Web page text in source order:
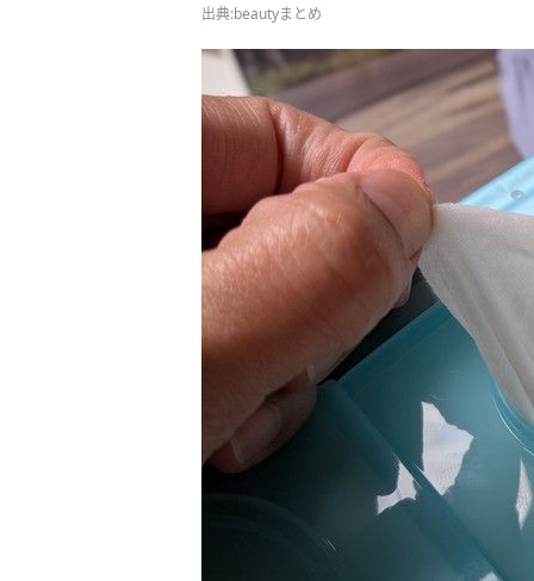
出典:beautyまとめ